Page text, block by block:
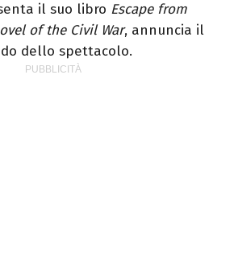
il suo libro Escape from
of the Civil War, annuncia il
dello spettacolo.